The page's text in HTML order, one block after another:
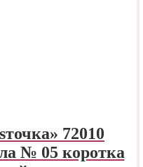
72010
№ 05 коротка